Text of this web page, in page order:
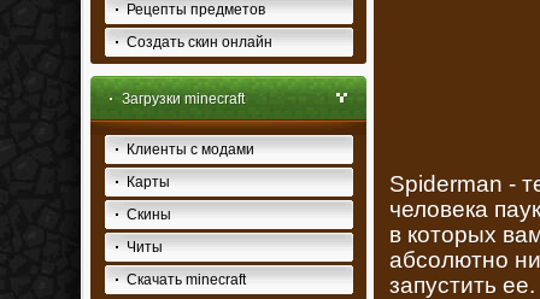
Рецепты предметов
Создать скин онлайн
Загрузки minecraft
Клиенты с модами
Карты
Скины
Читы
Скачать minecraft
Spiderman -
человека
в которых
абсолютно
запустить ее.